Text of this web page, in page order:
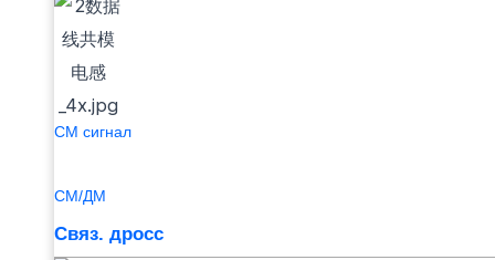
СМ сигнал
СМ/ДМ
Связ. дросс